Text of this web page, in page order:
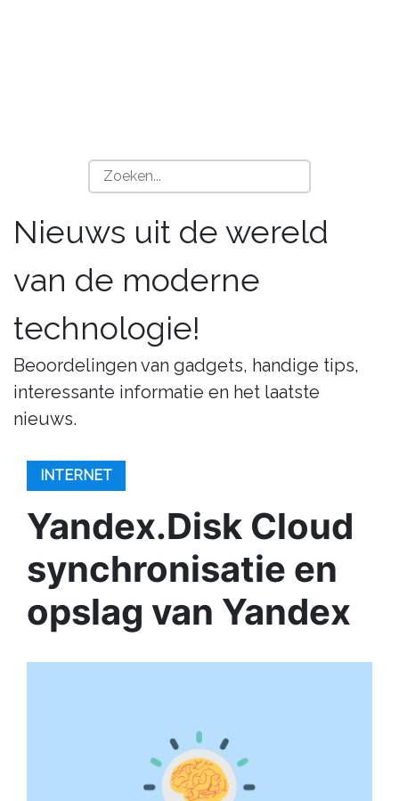
Nieuws uit de wereld
van de moderne
technologie!
Beoordelingen van gadgets, handige tips,
interessante informatie en het laatste
nieuws.
INTERNET
Yandex.Disk Cloud
synchronisatie en
opslag van Yandex